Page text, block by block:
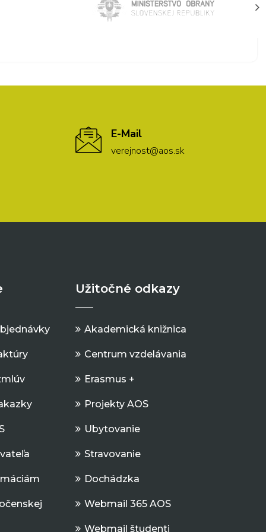
E-Mail
verejnost@aos.sk
Užitočné odkazy
Akademická knižnica
Centrum vzdelávania
Erasmus +
Projekty AOS
Ubytovanie
Stravovanie
Dochádzka
Webmail 365 AOS
Webmail študenti